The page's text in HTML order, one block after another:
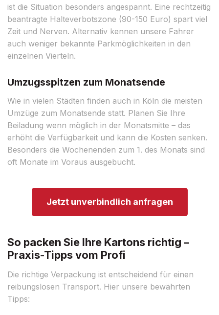
ist die Situation besonders angespannt. Eine rechtzeitig
beantragte Halteverbotszone (90-150 Euro) spart viel
Zeit und Nerven. Alternativ kennen unsere Fahrer
auch weniger bekannte Parkmöglichkeiten in den
einzelnen Vierteln.
Umzugsspitzen zum Monatsende
Wie in vielen Städten finden auch in Köln die meisten
Umzüge zum Monatsende statt. Planen Sie Ihre
Beiladung wenn möglich in der Monatsmitte – das
erhöht die Verfügbarkeit und kann die Kosten senken.
Besonders die Wochenenden zum 1. des Monats sind
oft Monate im Voraus ausgebucht.
Jetzt unverbindlich anfragen
So packen Sie Ihre Kartons richtig –
Praxis-Tipps vom Profi
Die richtige Verpackung ist entscheidend für einen
reibungslosen Transport. Hier unsere bewährten
Tipps: